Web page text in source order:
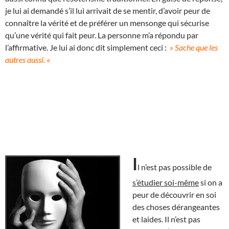
je lui ai demandé s’il lui arrivait de se mentir, d’avoir peur de
connaître la vérité et de préférer un mensonge qui sécurise
qu’une vérité qui fait peur. La personne m’a répondu par
l’affirmative. Je lui ai donc dit simplement ceci : » Sache que les
autres aussi. «
Il n’est pas possible de
s’étudier soi-mêmesi on a
peur de découvrir en soi
des choses dérangeantes
et laides. Il n’est pas